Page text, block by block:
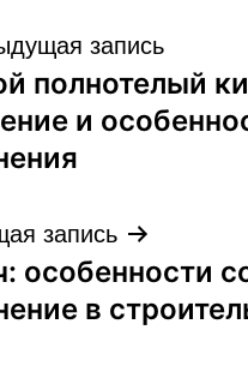
запись
полнотелый
и
запись
особенности
в